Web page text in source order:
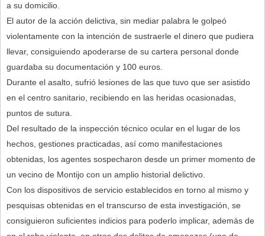
a su domicilio.
El autor de la acción delictiva, sin mediar palabra le golpeó
violentamente con la intención de sustraerle el dinero que pudiera
llevar, consiguiendo apoderarse de su cartera personal donde
guardaba su documentación y 100 euros.
Durante el asalto, sufrió lesiones de las que tuvo que ser asistido
en el centro sanitario, recibiendo en las heridas ocasionadas,
puntos de sutura.
Del resultado de la inspección técnico ocular en el lugar de los
hechos, gestiones practicadas, así como manifestaciones
obtenidas, los agentes sospecharon desde un primer momento de
un vecino de Montijo con un amplio historial delictivo.
Con los dispositivos de servicio establecidos en torno al mismo y
pesquisas obtenidas en el transcurso de esta investigación, se
consiguieron suficientes indicios para poderlo implicar, además de